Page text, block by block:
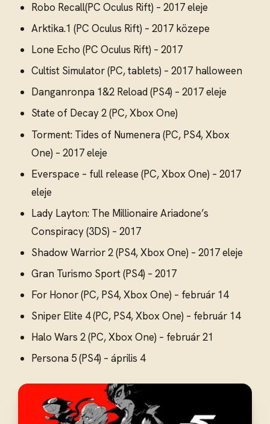
Robo Recall(PC Oculus Rift) – 2017 eleje
Arktika.1 (PC Oculus Rift) – 2017 közepe
Lone Echo (PC Oculus Rift) – 2017
Cultist Simulator (PC, tablets) – 2017 halloween
Danganronpa 1&2 Reload (PS4) – 2017 eleje
State of Decay 2 (PC, Xbox One)
Torment: Tides of Numenera (PC, PS4, Xbox
One) – 2017 eleje
Everspace – full release (PC, Xbox One) – 2017
eleje
Lady Layton: The Millionaire Ariadone’s
Conspiracy (3DS) – 2017
Shadow Warrior 2 (PS4, Xbox One) – 2017 eleje
Gran Turismo Sport (PS4) – 2017
For Honor (PC, PS4, Xbox One) – február 14
Sniper Elite 4 (PC, PS4, Xbox One) – február 14
Halo Wars 2 (PC, Xbox One) – február 21
Persona 5 (PS4) – április 4